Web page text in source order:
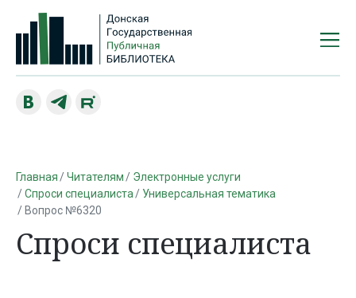
Главная Читателям
Электронные услуги
Спроси специалиста
Универсальная тематика
Вопрос №6320
Спроси специалиста